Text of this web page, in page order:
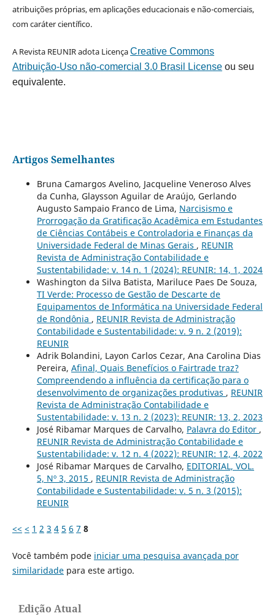
atribuições próprias, em aplicações educacionais e não-comerciais,
com caráter científico.
A Revista REUNIR adota LicençaCreative Commons
Atribuição-Uso não-comercial 3.0 Brasil Licenseou seu
equivalente.
Artigos Semelhantes
Bruna Camargos Avelino, Jacqueline Veneroso Alves
da Cunha, Glaysson Aguilar de Araújo, Gerlando
Augusto Sampaio Franco de Lima, Narcisismo e
Prorrogação da Gratificação Acadêmica em Estudantes
de Ciências Contábeis e Controladoria e Finanças da
Universidade Federal de Minas Gerais , REUNIR
Revista de Administração Contabilidade e
Sustentabilidade: v. 14 n. 1 (2024): REUNIR: 14, 1, 2024
Washington da Silva Batista, Mariluce Paes De Souza,
TI Verde: Processo de Gestão de Descarte de
Equipamentos de Informática na Universidade Federal
de Rondônia , REUNIR Revista de Administração
Contabilidade e Sustentabilidade: v. 9 n. 2 (2019):
REUNIR
Adrik Bolandini, Layon Carlos Cezar, Ana Carolina Dias
Pereira, Afinal, Quais Benefícios o Fairtrade traz?
Compreendendo a influência da certificação para o
desenvolvimento de organizações produtivas , REUNIR
Revista de Administração Contabilidade e
Sustentabilidade: v. 13 n. 2 (2023): REUNIR: 13, 2, 2023
José Ribamar Marques de Carvalho, Palavra do Editor ,
REUNIR Revista de Administração Contabilidade e
Sustentabilidade: v. 12 n. 4 (2022): REUNIR: 12, 4, 2022
José Ribamar Marques de Carvalho, EDITORIAL, VOL.
5, Nº 3, 2015 , REUNIR Revista de Administração
Contabilidade e Sustentabilidade: v. 5 n. 3 (2015):
REUNIR
<< < 1 2 3 4 5 6 7 8
Você também pode iniciar uma pesquisa avançada por
similaridadepara este artigo.
Edição Atual